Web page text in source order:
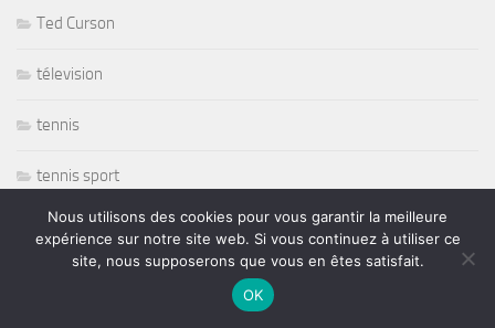
Ted Curson
télevision
tennis
tennis sport
The Japonese Pop Stars
Nous utilisons des cookies pour vous garantir la meilleure
expérience sur notre site web. Si vous continuez à utiliser ce
site, nous supposerons que vous en êtes satisfait.
OK